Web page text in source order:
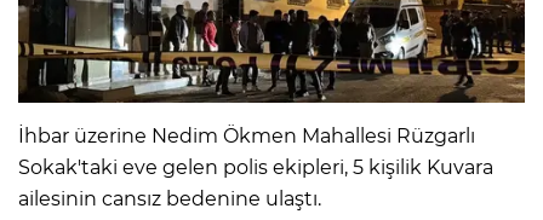
İhbar üzerine Nedim Ökmen Mahallesi Rüzgarlı
Sokak'taki eve gelen polis ekipleri, 5 kişilik Kuvara
ailesinin cansız bedenine ulaştı.